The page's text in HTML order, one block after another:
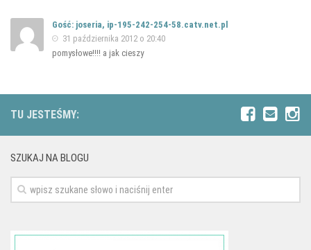
Gość: joseria, ip-195-242-254-58.catv.net.pl
31 października 2012 o 20:40
pomysłowe!!!! a jak cieszy
TU JESTEŚMY:
SZUKAJ NA BLOGU